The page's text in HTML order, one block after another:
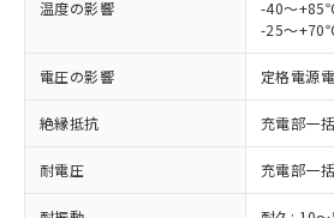
温度の影響
-40～
-25～
電圧の影響 定格電源
絶縁抵抗 充電部一
耐電圧 充電部一
商品の当社在庫状況お
(税抜)を提供させてい
当社制御機器事業取扱
本サービスの対象外と
ことをご了承ください。
在庫状況および標準価
記載している更新日時
非含有の対応状況を調査中ま
非該当品：ライセンス料など
仕入先様の事情により、非含
いたものが、含有品と判明
むを得ず変更することがあり
※1 中国RoHS○×表
「○」：最大均質材料含有率
基準値以下であることを示し
「×」：最大均質材料含有率
「－」：未確認です。当社販
い合わせください。
当社は、これら貴社製
為替および外国貿易法
（以下｢規制貨物等」